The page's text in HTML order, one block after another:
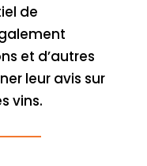
de
et d’autres
leur avis sur
vins.